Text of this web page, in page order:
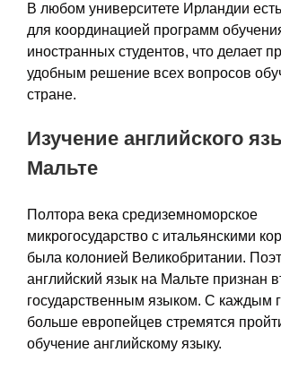
В любом университете Ирландии
для координацией программ
иностранных студентов, что делает
удобным решение всех вопросов
стране.
Изучение английского
Мальте
Полтора века средиземноморское
микрогосударство с итальянскими
была колонией Великобритании.
английский язык на Мальте признан
государственным языком. С каждым
больше европейцев стремятся
обучение английскому языку.